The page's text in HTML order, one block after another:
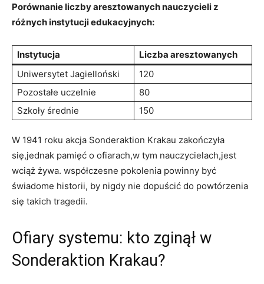
Porównanie liczby aresztowanych nauczycieli z
różnych instytucji edukacyjnych:
Instytucja
Liczba⁤ aresztowanych
Uniwersytet Jagielloński
120
Pozostałe uczelnie
80
Szkoły średnie
150
W 1941 roku akcja Sonderaktion ‍Krakau zakończyła
się,jednak pamięć o ofiarach,w tym ‌nauczycielach,jest
wciąż żywa. współczesne pokolenia powinny być
świadome historii, by nigdy nie dopuścić do powtórzenia
się takich tragedii.
Ofiary systemu: kto zginął w
Sonderaktion Krakau?